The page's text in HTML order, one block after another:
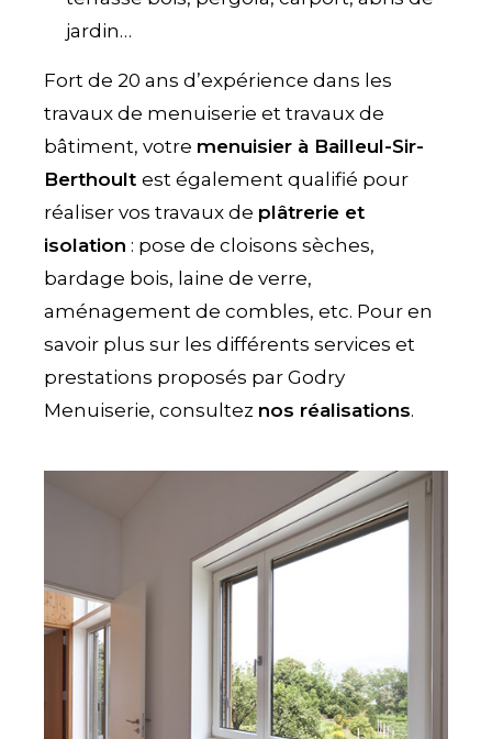
jardin…
Fort de 20 ans d’expérience dans les
travaux de menuiserie et travaux de
bâtiment, votre menuisier à Bailleul-Sir-
Berthoult est également qualifié pour
réaliser vos travaux de plâtrerie et
isolation : pose de cloisons sèches,
bardage bois, laine de verre,
aménagement de combles, etc. Pour en
savoir plus sur les différents services et
prestations proposés par Godry
Menuiserie, consultez nos réalisations.